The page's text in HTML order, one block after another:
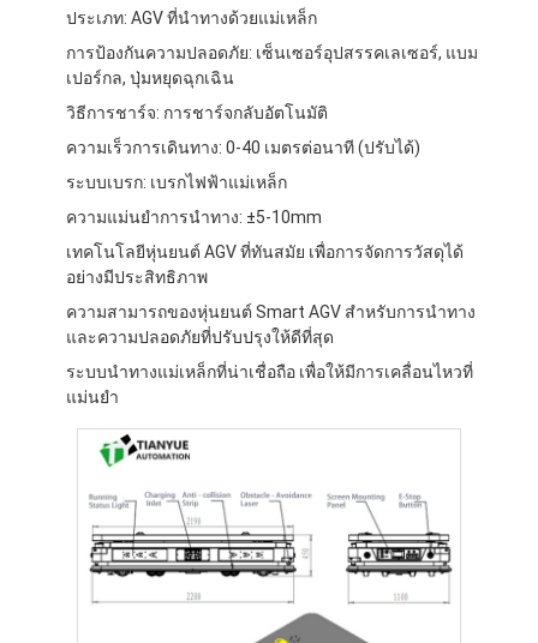
รถนําทางอัตโนมัติ AGV
เครื่องยกยนต์แบบปัญญา
โรบ็อตเคลื่อนที่แบบอิสระ AMR
รถขนส่งเก็บของสามมิติ
ชาซีภายนอก UGV ที่ควบคุมด้วยสายสี่ล้อ
อุปกรณ์ชาร์จรองรับ AGV
ส่วนประกอบของ AGV Mecanum ล้อ ขับ
การขับเคลื่อนการประกอบสเตียร์วอลล์ AGV
การจัดเก็บ AGV การจัดตั้งกลไกยก
กระดานไฟฟ้าพัลเล็ต
อุปกรณ์อัตโนมัติที่ไม่ใช่มาตรฐาน
ประเภท: AGV ที่นําทางด้วยแม่เหล็ก
การป้องกันความปลอดภัย: เซ็นเซอร์อุปสรรคเลเซอร์, แบม
เปอร์กล, ปุ่มหยุดฉุกเฉิน
วิธีการชาร์จ: การชาร์จกลับอัตโนมัติ
ความเร็วการเดินทาง: 0-40 เมตรต่อนาที (ปรับได้)
ระบบเบรก: เบรกไฟฟ้าแม่เหล็ก
ความแม่นยําการนําทาง: ±5-10mm
เทคโนโลยีหุ่นยนต์ AGV ที่ทันสมัย เพื่อการจัดการวัสดุได้
อย่างมีประสิทธิภาพ
ความสามารถของหุ่นยนต์ Smart AGV สําหรับการนําทาง
และความปลอดภัยที่ปรับปรุงให้ดีที่สุด
ระบบนําทางแม่เหล็กที่น่าเชื่อถือ เพื่อให้มีการเคลื่อนไหวที่
แม่นยํา